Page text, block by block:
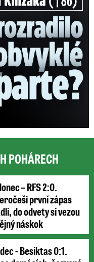
POHÁRECH
– RFS 2:0.
první zápas
do odvety si vezou
náskok
- Besiktas 0:1.